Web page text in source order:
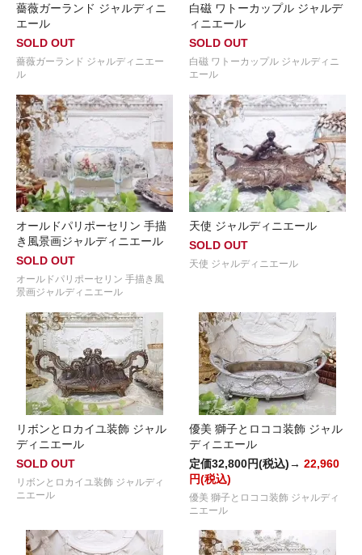
薔薇ガーランド ジャルディニ
エール
SOLD OUT
薔薇ガーランド ジャルディニエー
ル
白磁 ワトーカップル ジャルデ
ィニエール
SOLD OUT
白磁 ワトーカップル ジャルディニ
エール
オールドパリポーセリン 手描
き風景画ジャルディニエール
SOLD OUT
オールドパリポーセリン 手描き風
景画ジャルディニエール
天使 ジャルディニエール
SOLD OUT
天使 ジャルディニエール
リボンとロカイユ装飾 ジャル
ディニエール
SOLD OUT
リボンとロカイユ装飾 ジャルディ
ニエール
優美 獅子とロココ装飾 ジャル
ディニエール
定価32,800円(税込)→ 22,960
円(税込)
優美 獅子とロココ装飾 ジャルディ
ニエール